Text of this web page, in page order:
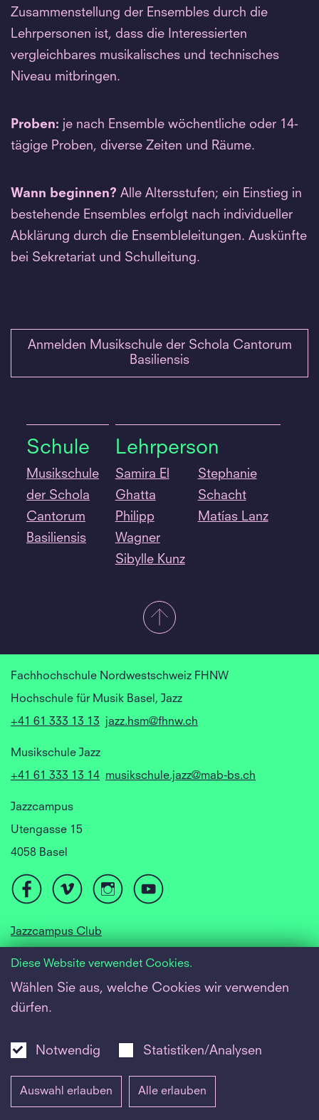
Zusammenstellung der Ensembles durch die
Lehrpersonen ist, dass die Interessierten
vergleichbares musikalisches und technisches
Niveau mitbringen.
Proben: je nach Ensemble wöchentliche oder 14-
tägige Proben, diverse Zeiten und Räume.
Wann beginnen? Alle Altersstufen; ein Einstieg in
bestehende Ensembles erfolgt nach individueller
Abklärung durch die Ensembleleitungen. Auskünfte
bei Sekretariat und Schulleitung.
Anmelden Musikschule der Schola Cantorum
Basiliensis
Schule
Musikschule
der Schola
Cantorum
Basiliensis
Lehrperson
Samira El
Ghatta
Stephanie
Schacht
Philipp
Wagner
Matías Lanz
Sibylle Kunz
Fachhochschule Nordwestschweiz FHNW
Hochschule für Musik Basel, Jazz
+41 61 333 13 13
jazz.hsm@fhnw.ch
Musikschule Jazz
+41 61 333 13 14 musikschule.jazz@mab-bs.ch
Jazzcampus
Utengasse 15
4058 Basel
Jazzcampus Club
Barrierefreiheit
Inside
Impressum | Datenschutz
Diese Website verwendet Cookies.
Wählen Sie aus, welche Cookies wir verwenden
dürfen.
Notwendig Statistiken/Analysen
Auswahl erlauben Alle erlauben